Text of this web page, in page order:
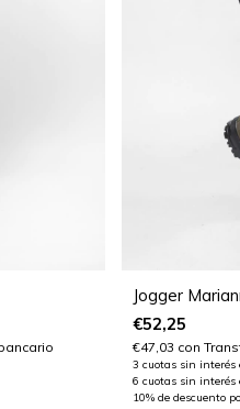
Jogger
€52,25
€47,03 con